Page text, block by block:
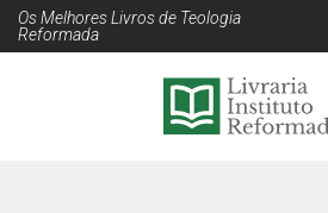
Os Melhores Livros de Teologia
Reformada